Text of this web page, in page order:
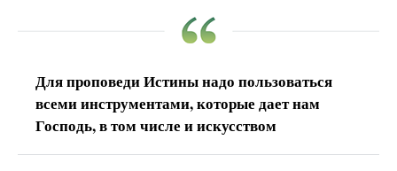
Для проповеди Истины надо пользоваться
всеми инструментами, которые дает нам
Господь, в том числе и искусством